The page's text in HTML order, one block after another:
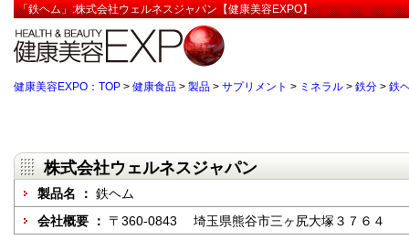
「鉄ヘム」:株式会社ウェルネスジャパン【健康美容EXPO】
健康美容EXPO：TOP > 健康食品 > 製品 > サプリメント > ミネラル > 鉄分 > 鉄
株式会社ウェルネスジャパン
製品名 ： 鉄ヘム
会社概要 ： 〒360-0843 埼玉県熊谷市三ヶ尻大塚３７６４